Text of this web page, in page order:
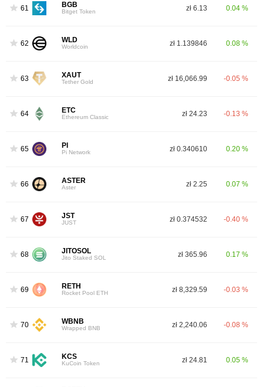
61 BGB
Bitget Token zł 6.13 0.04 %
62 WLD
Worldcoin zł 1.139846 0.08 %
63 XAUT
Tether Gold zł 16,066.99 -0.05 %
64 ETC
Ethereum Classic zł 24.23 -0.13 %
65 PI
Pi Network zł 0.340610 0.20 %
66 ASTER
Aster zł 2.25 0.07 %
67 JST
JUST zł 0.374532 -0.40 %
68 JITOSOL
Jito Staked SOL zł 365.96 0.17 %
69 RETH
Rocket Pool ETH zł 8,329.59 -0.03 %
70 WBNB
Wrapped BNB zł 2,240.06 -0.08 %
71 KCS
KuCoin Token zł 24.81 0.05 %